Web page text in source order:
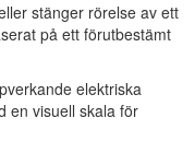
stänger rörelse av ett
på ett förutbestämt
elektriska
en visuell skala för